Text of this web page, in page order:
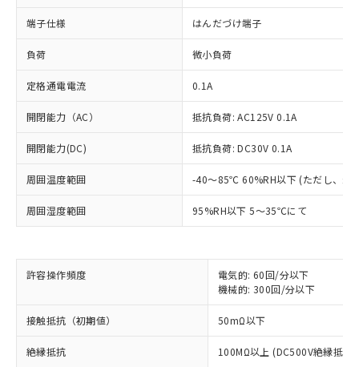
端子仕様 はんだづけ端子
負荷 微小負荷
定格通電電流 0.1A
開閉能力（AC） 抵抗負荷: AC125V 0.1A
開閉能力(DC) 抵抗負荷: DC30V 0.1A
周囲温度範囲 -40～85℃ 60%RH以下 (ただし、氷
周囲湿度範囲 95%RH以下 5～35℃にて
許容操作頻度
電気的: 60回/分以下
機械的: 300回/分以下
接触抵抗（初期値） 50mΩ以下
絶縁抵抗 100MΩ以上 (DC500V絶縁抵抗
ご利用条件
以下の条件をお読みいただき、同意のうえ
※1 対応状況
対応済み：EU RoHS指令（10物質）の
対応予定：EU RoHS指令（10物質）の非含
有に対応した製品に切り替える予定のある
対応予定なし：EU RoHS指令（10物質）の
非含有に非対応の商品で、対応品を出す予
調査・確認中：EU RoHS指令（10物質）の